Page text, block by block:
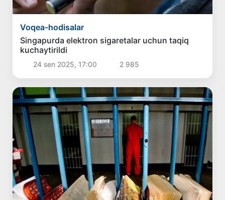
Voqea-hodisalar
Singapurda elektron sigaretalar uchun taqiq
kuchaytirildi
24 sen 2025, 17:00 2 985